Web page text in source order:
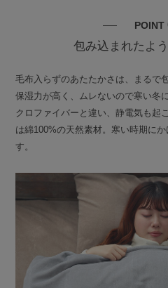
POINT
包み込まれたよ
毛布入らずのあたたかさは、まるで
保湿力が高く、ムレないので寒い冬
クロファイバーと違い、静電気も起
は綿100%の天然素材。寒い時期に
す。